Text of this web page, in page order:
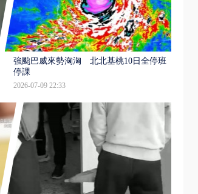
強颱巴威來勢洶洶 北北基桃10日全停班
停課
2026-07-09 22:33